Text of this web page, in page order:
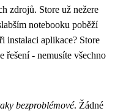
zdrojů. Store už nežere
notebooku poběží
instalaci aplikace? Store
řešení - nemusíte všechno
bezproblémové. Žádné